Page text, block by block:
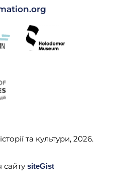
та культури, 2026.
сайту siteGist